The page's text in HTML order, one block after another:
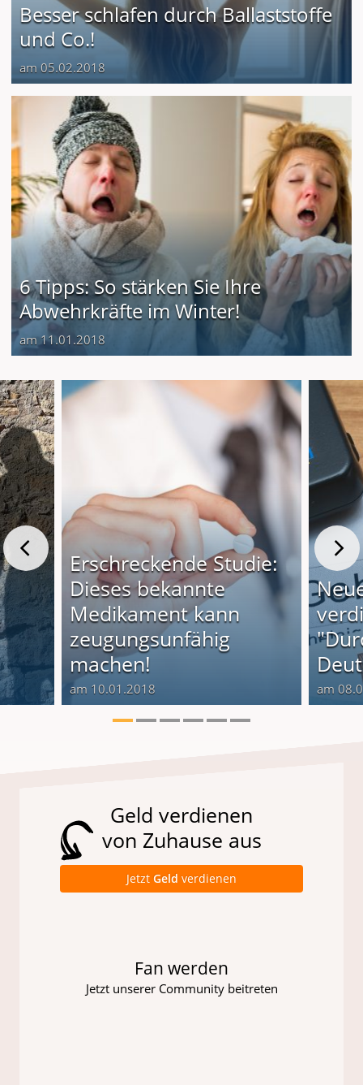
Besser schlafen durch Ballaststoffe
und Co.!
am 05.02.2018
6 Tipps: So stärken Sie Ihre
Abwehrkräfte im Winter!
am 11.01.2018
Erschreckende Studie:
Dieses bekannte
Medikament kann
zeugungsunfähig
machen!
am 10.01.2018 am
Geld verdienen
von Zuhause aus
Jetzt Geld verdienen
Fan werden
Jetzt unserer Community beitreten